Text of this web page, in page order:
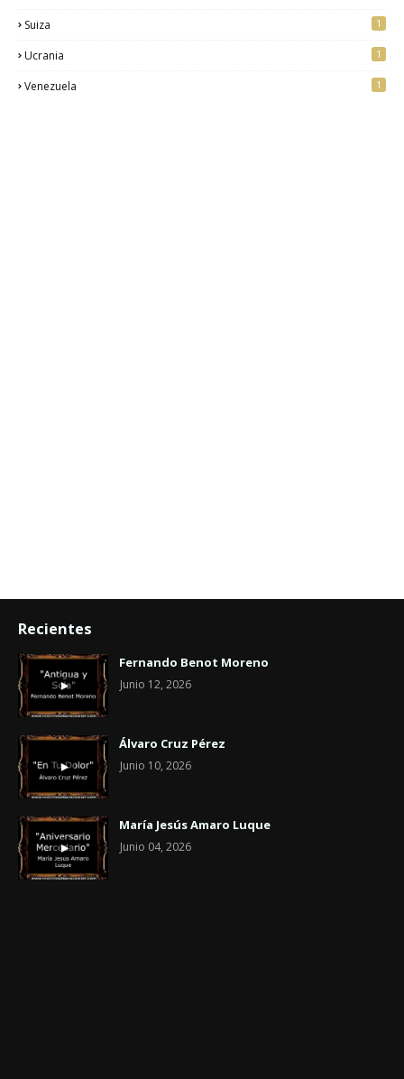
Suiza
1
Ucrania 1
Venezuela 1
Recientes
Fernando Benot Moreno
Junio 12, 2026
Álvaro Cruz Pérez
Junio 10, 2026
María Jesús Amaro Luque
Junio 04, 2026